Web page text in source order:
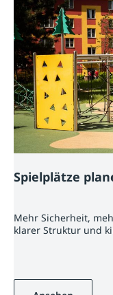
Spielplätze
Mehr Sicherheit,
klarer Struktur und